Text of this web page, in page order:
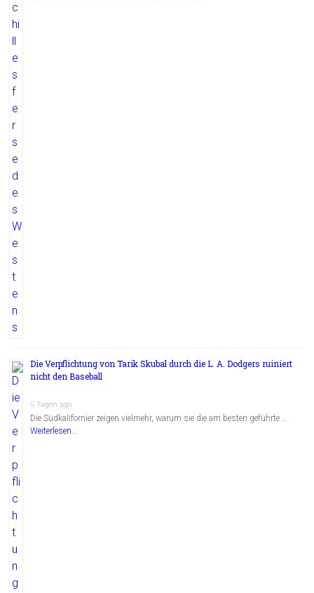
Die Verpflichtung von Tarik Skubal durch die L. A. Dodgers ruiniert
nicht den Baseball
5 Tagen ago
Die Südkalifornier zeigen vielmehr, warum sie die am besten geführte …
Weiterlesen...